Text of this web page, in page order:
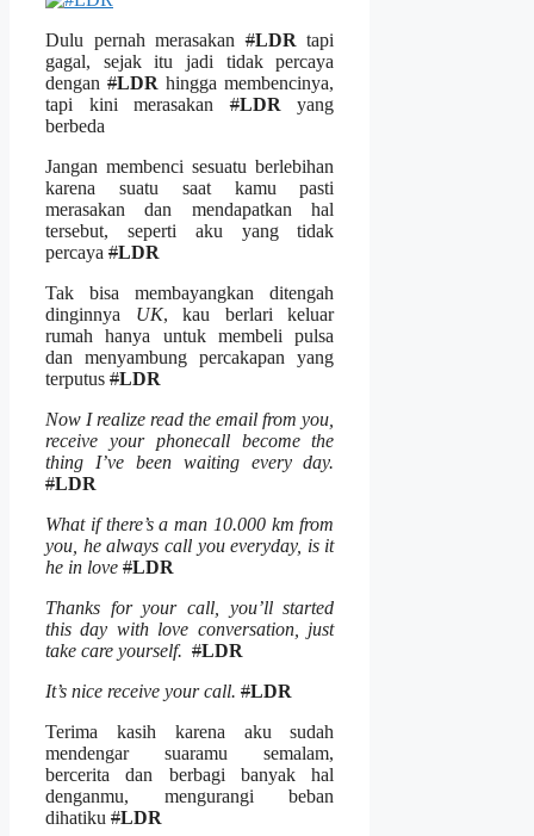
Dulu pernah merasakan#LDR tapi
gagal, sejak itu jadi tidak percaya
dengan#LDR hingga membencinya,
tapi kini merasakan#LDR yang
berbeda
Jangan membenci sesuatu berlebihan
karena suatu saat kamu pasti
merasakan dan mendapatkan hal
tersebut, seperti aku yang tidak
percaya #LDR
Tak bisa membayangkan ditengah
dinginnya UK, kau berlari keluar
rumah hanya untuk membeli pulsa
dan menyambung percakapan yang
terputus #LDR
Now I realize read the email from you,
receive your phonecall become the
thing I’ve been waiting every day.
#LDR
What if there’s a man 10.000 km from
you, he always call you everyday, is it
he in love #LDR
Thanks for your call, you’ll started
this day with love conversation, just
take care yourself. #LDR
It’s nice receive your call. #LDR
Terima kasih karena aku sudah
mendengar suaramu semalam,
bercerita dan berbagi banyak hal
denganmu, mengurangi beban
dihatiku #LDR